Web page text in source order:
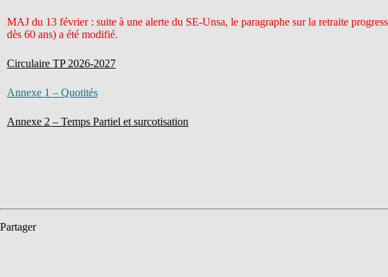
MAJ du 13 février : suite à une alerte du SE-Unsa, le paragraphe sur la retraite
dès 60 ans) a été modifié.
Circulaire TP 2026-2027
Annexe 1 – Quotités
Annexe 2 – Temps Partiel et surcotisation
Partager